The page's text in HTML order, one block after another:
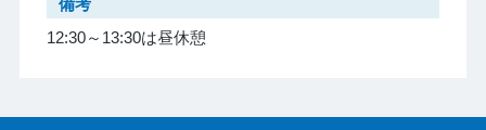
12:30～13:30は昼休憩